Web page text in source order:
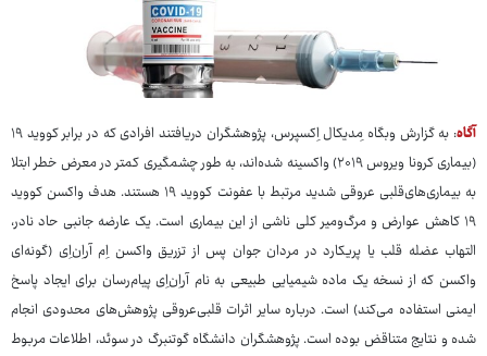
آگاه
: به گزارش وبگاه مِدیکال اِکسپرس، پژوهشگران دریافتند افرادی که در برابر کووید ۱۹
(بیماری کرونا ویروس ۲۰۱۹) واکسینه شده‌اند، به طور چشمگیری کمتر در معرض خطر ابتلا
به بیماری‌های‌قلبی عروقی شدید مرتبط با عفونت کووید ۱۹ هستند. هدف واکسن کووید
۱۹ کاهش عوارض و مرگ‌ومیر کلی ناشی از این بیماری است. یک عارضه جانبی حاد نادر،
التهاب عضله قلب یا پریکارد در مردان جوان پس از تزریق واکسن اِم ‌آراِن‌اِی (گونه‌ای
واکسن که از نسخه یک ماده شیمیایی طبیعی به نام آراِن‌اِی پیام‌رسان برای ایجاد پاسخ
ایمنی استفاده می‌کند) است. درباره سایر اثرات قلبی‌عروقی پژوهش‌های محدودی انجام
شده و نتایج متناقض بوده است. پژوهشگران دانشگاه گوتنبرگ در سوئد، اطلاعات مربوط